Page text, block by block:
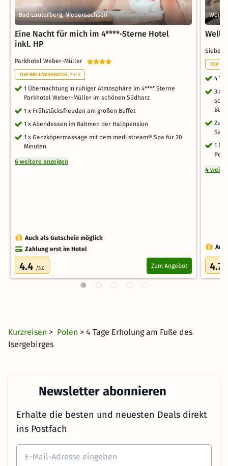
Bad Lauterberg, Niedersachsen
Eine Nacht für mich im 4****-Sterne Hotel
inkl. HP
Parkhotel Weber-Müller
TOP WELLNESSHOTEL 2025
1 Übernachtung in ruhiger Atmosphäre im 4**** Sterne
Parkhotel Weber-Müller im schönen Südharz
1 x Frühstücksfreuden am großen Buffet
1 x Abendessen im Rahmen der Halbpension
1 x Ganzköpermassage mit dem medi stream® Spa für 20
Minuten
6 weitere anzeigen
Auch als Gutschein möglich
Zahlung erst im Hotel
4.4 /5.0 Zum Angebot
TOP
4
3 x
1
4
4.7
Kurzreisen > Polen > 4 Tage Erholung am Fuße des
Isergebirges
Newsletter abonnieren
Erhalte die besten und neuesten Deals direkt
ins Postfach